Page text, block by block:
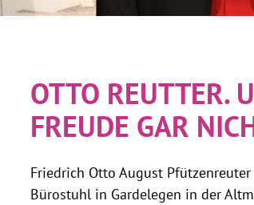
OTTO REUTTER.
FREUDE GAR
Friedrich Otto August
Bürostuhl in Gardelegen in der